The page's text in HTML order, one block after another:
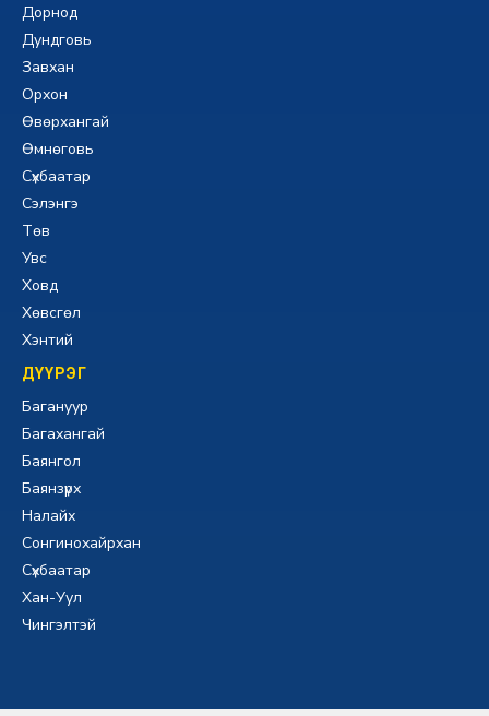
Дорнод
Дундговь
Завхан
Орхон
Өвөрхангай
Өмнөговь
Сүхбаатар
Сэлэнгэ
Төв
Увс
Ховд
Хөвсгөл
Хэнтий
ДҮҮРЭГ
Багануур
Багахангай
Баянгол
Баянзүрх
Налайх
Сонгинохайрхан
Сүхбаатар
Хан-Уул
Чингэлтэй